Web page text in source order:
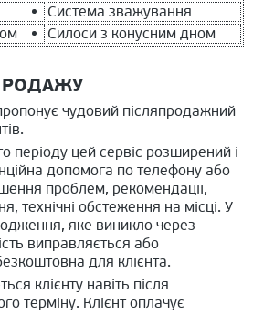
Система зважування
Силоси з конусним дном
чудовий післяпродажний
періоду цей сервіс розширений і
допомога по телефону або
проблем, рекомендації,
технічні обстеження на місці. У
яке виникло через
виправляється або
для клієнта.
клієнту навіть після
терміну. Клієнт оплачує